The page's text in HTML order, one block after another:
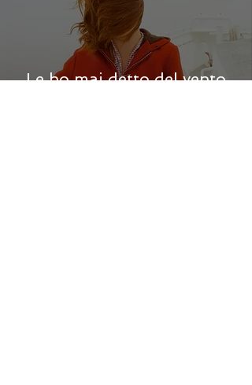
Le ho mai detto del vento